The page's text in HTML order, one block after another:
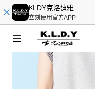
KLDY克洛迪雅
立刻使用官方APP